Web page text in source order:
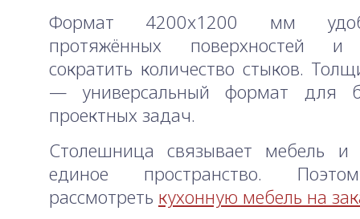
Формат 4200x1200 мм
протяжённых поверхностей и
сократить количество стыков.
— универсальный формат для
проектных задач.
Столешница связывает мебель и
единое пространство.
рассмотреть кухонную мебель на